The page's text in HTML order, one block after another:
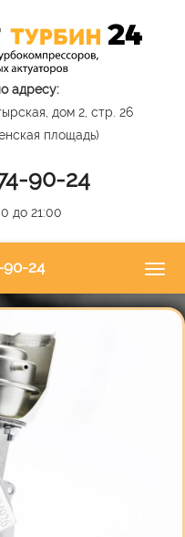
адресу:
дом 2, стр. 26
площадь)
90-24
до 21:00
90-24